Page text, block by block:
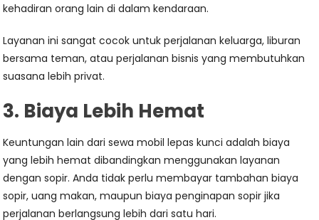
kehadiran orang lain di dalam kendaraan.
Layanan ini sangat cocok untuk perjalanan keluarga, liburan
bersama teman, atau perjalanan bisnis yang membutuhkan
suasana lebih privat.
3. Biaya Lebih Hemat
Keuntungan lain dari sewa mobil lepas kunci adalah biaya
yang lebih hemat dibandingkan menggunakan layanan
dengan sopir. Anda tidak perlu membayar tambahan biaya
sopir, uang makan, maupun biaya penginapan sopir jika
perjalanan berlangsung lebih dari satu hari.